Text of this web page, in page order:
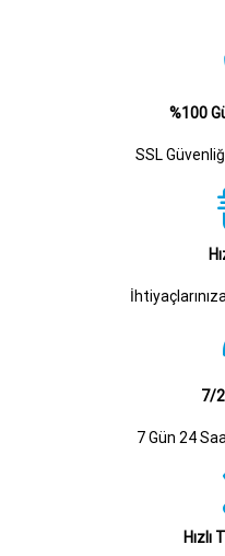
%100
SSL
7/
7 Gün 24
Hızlı